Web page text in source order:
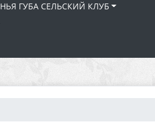
ГУБА СЕЛЬСКИЙ КЛУБ